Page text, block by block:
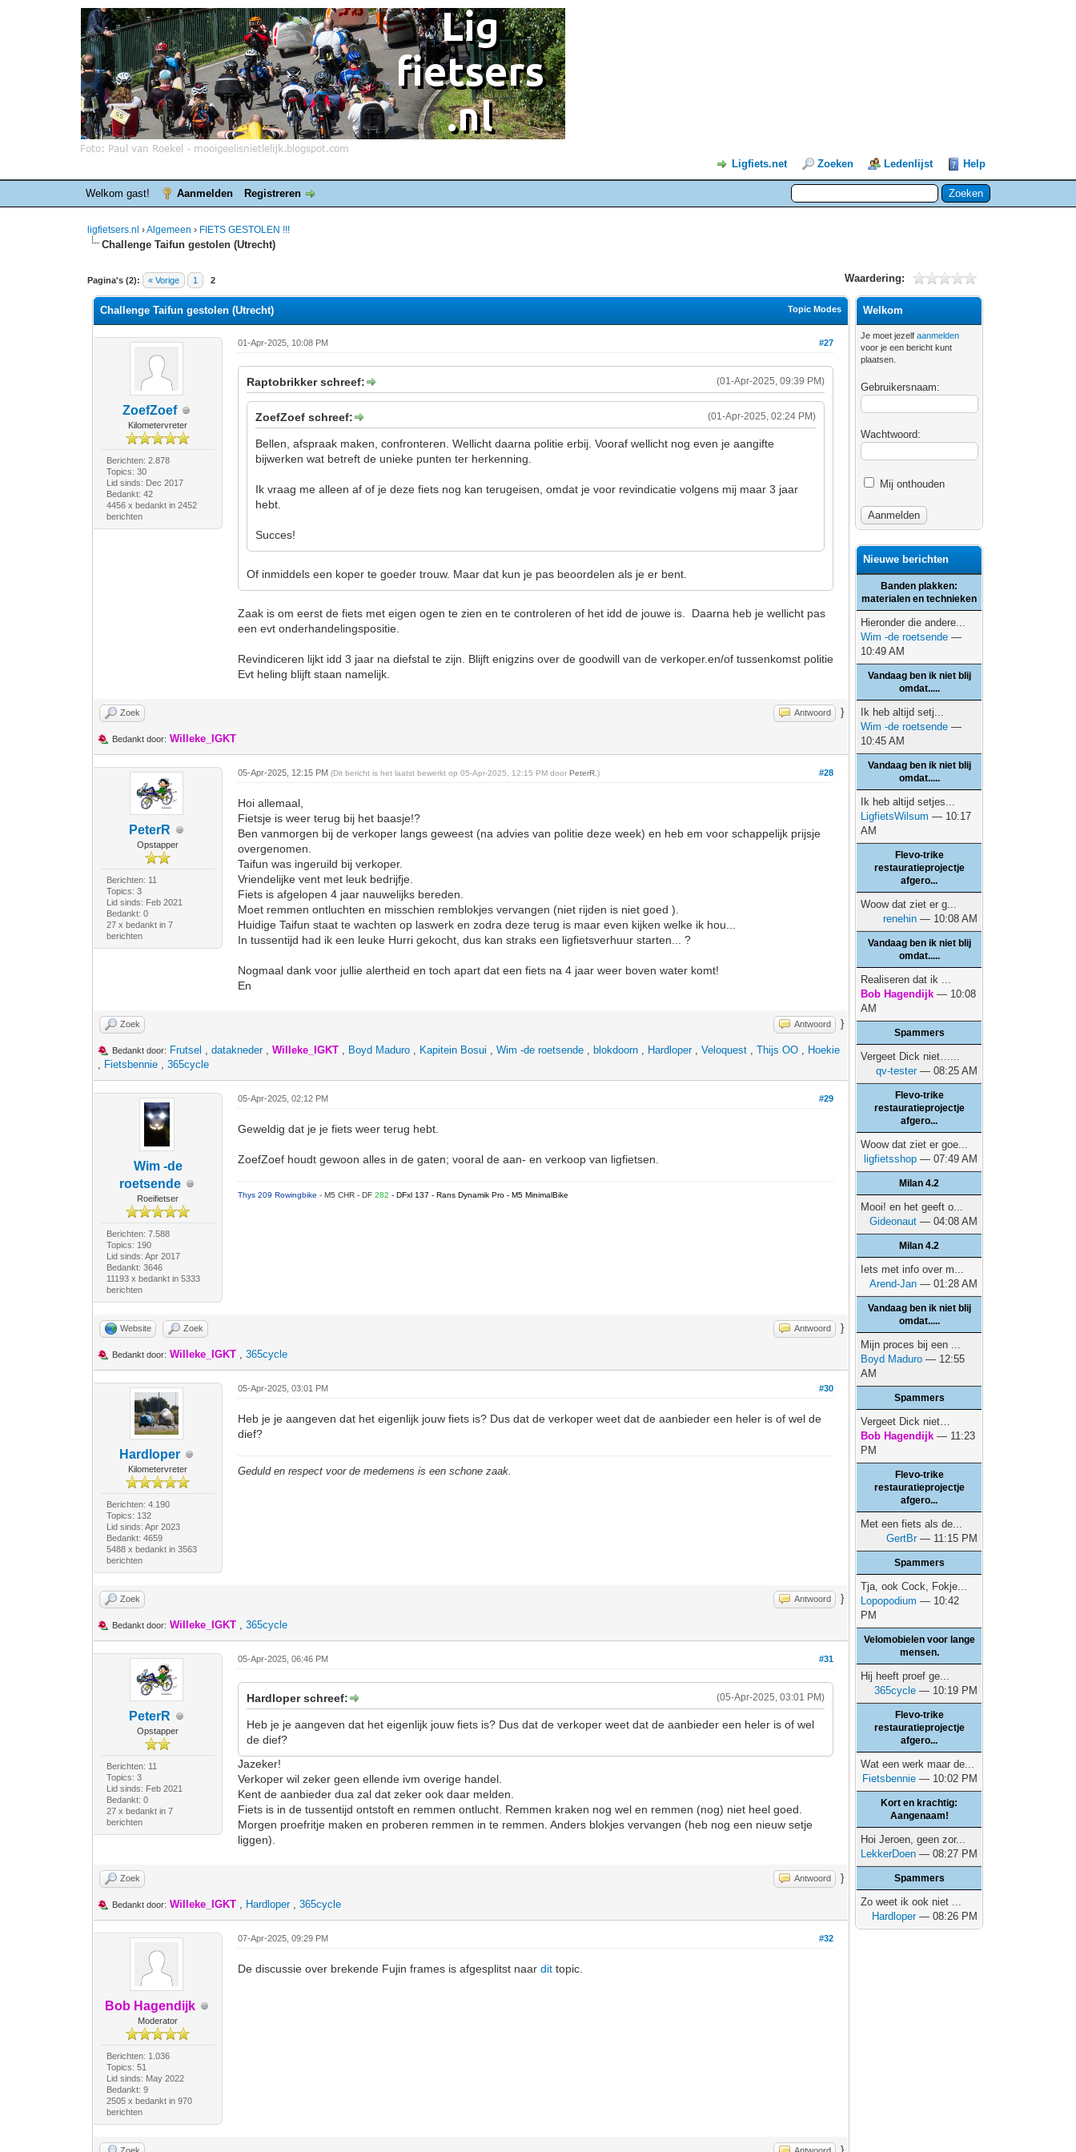
Ligfiets.net Zoeken Ledenlijst Help
Welkom gast! Aanmelden Registreren
ligfietsers.nl ›Algemeen › FIETS GESTOLEN !!!
Challenge Taifun gestolen (Utrecht)
Pagina's (2): « Vorige 1 2 Waardering:
0 stemmen - gemiddelde waardering is 0
1
2
3
4
5
Topic Modes
Challenge Taifun gestolen (Utrecht)
ZoefZoef
Kilometervreter
Berichten: 2.878
Topics: 30
Lid sinds: Dec 2017
Bedankt: 42
4456 x bedankt in 2452
berichten
#27
01-Apr-2025, 10:08 PM
(01-Apr-2025, 09:39 PM)
Raptobrikker schreef:
(01-Apr-2025, 02:24 PM)
ZoefZoef schreef:
Bellen, afspraak maken, confronteren. Wellicht daarna politie erbij. Vooraf wellicht nog even je aangifte
bijwerken wat betreft de unieke punten ter herkenning.
Ik vraag me alleen af of je deze fiets nog kan terugeisen, omdat je voor revindicatie volgens mij maar 3 jaar
hebt.
Succes!
Of inmiddels een koper te goeder trouw. Maar dat kun je pas beoordelen als je er bent.
Zaak is om eerst de fiets met eigen ogen te zien en te controleren of het idd de jouwe is. Daarna heb je wellicht pas
een evt onderhandelingspositie.
Revindiceren lijkt idd 3 jaar na diefstal te zijn. Blijft enigzins over de goodwill van de verkoper.en/of tussenkomst politie
Evt heling blijft staan namelijk.
Zoek Antwoord }
Bedankt door: Willeke_IGKT
PeterR
Opstapper
Berichten: 11
Topics: 3
Lid sinds: Feb 2021
Bedankt: 0
27 x bedankt in 7
berichten
#28
05-Apr-2025, 12:15 PM(Dit bericht is het laatst bewerkt op 05-Apr-2025, 12:15 PM doorPeterR .)
Hoi allemaal,
Fietsje is weer terug bij het baasje!?
Ben vanmorgen bij de verkoper langs geweest (na advies van politie deze week) en heb em voor schappelijk prijsje
overgenomen.
Taifun was ingeruild bij verkoper.
Vriendelijke vent met leuk bedrijfje.
Fiets is afgelopen 4 jaar nauwelijks bereden.
Moet remmen ontluchten en misschien remblokjes vervangen (niet rijden is niet goed ).
Huidige Taifun staat te wachten op laswerk en zodra deze terug is maar even kijken welke ik hou...
In tussentijd had ik een leuke Hurri gekocht, dus kan straks een ligfietsverhuur starten... ?
Nogmaal dank voor jullie alertheid en toch apart dat een fiets na 4 jaar weer boven water komt!
En
Zoek Antwoord }
Bedankt door: Frutsel ,datakneder,Willeke_IGKT , Boyd Maduro , Kapitein Bosui ,Wim -de roetsende , blokdoorn , Hardloper,Veloquest ,Thijs OO , Hoekie
, Fietsbennie ,365cycle
Wim -de
roetsende
Roeifietser
Berichten: 7.588
Topics: 190
Lid sinds: Apr 2017
Bedankt: 3646
11193 x bedankt in 5333
berichten
#29
05-Apr-2025, 02:12 PM
Geweldig dat je je fiets weer terug hebt.
ZoefZoef houdt gewoon alles in de gaten; vooral de aan- en verkoop van ligfietsen.
Thys 209 Rowingbike- M5 CHR - DF282- DFxl 137 - Rans Dynamik Pro - M5 MinimalBike
Website Zoek Antwoord }
Bedankt door: Willeke_IGKT ,365cycle
Hardloper
Kilometervreter
Berichten: 4.190
Topics: 132
Lid sinds: Apr 2023
Bedankt: 4659
5488 x bedankt in 3563
berichten
#30
05-Apr-2025, 03:01 PM
Heb je je aangeven dat het eigenlijk jouw fiets is? Dus dat de verkoper weet dat de aanbieder een heler is of wel de
dief?
Geduld en respect voor de medemens is een schone zaak.
Zoek Antwoord }
Bedankt door: Willeke_IGKT ,365cycle
PeterR
Opstapper
Berichten: 11
Topics: 3
Lid sinds: Feb 2021
Bedankt: 0
27 x bedankt in 7
berichten
#31
05-Apr-2025, 06:46 PM
(05-Apr-2025, 03:01 PM)
Hardloper schreef:
Heb je je aangeven dat het eigenlijk jouw fiets is? Dus dat de verkoper weet dat de aanbieder een heler is of wel
de dief?
Jazeker!
Verkoper wil zeker geen ellende ivm overige handel.
Kent de aanbieder dua zal dat zeker ook daar melden.
Fiets is in de tussentijd ontstoft en remmen ontlucht. Remmen kraken nog wel en remmen (nog) niet heel goed.
Morgen proefritje maken en proberen remmen in te remmen. Anders blokjes vervangen (heb nog een nieuw setje
liggen).
Zoek Antwoord }
Bedankt door: Willeke_IGKT , Hardloper,365cycle
Bob Hagendijk
Moderator
Berichten: 1.036
Topics: 51
Lid sinds: May 2022
Bedankt: 9
2505 x bedankt in 970
berichten
#32
07-Apr-2025, 09:29 PM
De discussie over brekende Fujin frames is afgesplitst naardit topic.
Welkom
Je moet jezelfaanmelden
voor je een bericht kunt
plaatsen.
Gebruikersnaam:
Wachtwoord:
Mij onthouden
Nieuwe berichten
Banden plakken:
materialen en technieken
Hieronder die andere...
Wim -de roetsende —
10:49 AM
Vandaag ben ik niet blij
omdat.....
Ik heb altijd setj...
Wim -de roetsende —
10:45 AM
Vandaag ben ik niet blij
omdat.....
Ik heb altijd setjes...
LigfietsWilsum — 10:17
AM
Flevo-trike
restauratieprojectje
afgero...
Woow dat ziet er g...
renehin — 10:08 AM
Vandaag ben ik niet blij
omdat.....
Realiseren dat ik ...
Bob Hagendijk — 10:08
AM
Spammers
Vergeet Dick niet…...
qv-tester— 08:25 AM
Flevo-trike
restauratieprojectje
afgero...
Woow dat ziet er goe...
ligfietsshop — 07:49 AM
Milan 4.2
Mooi! en het geeft o...
Gideonaut — 04:08 AM
Milan 4.2
Iets met info over m...
Arend-Jan — 01:28 AM
Vandaag ben ik niet blij
omdat.....
Mijn proces bij een ...
Boyd Maduro — 12:55
AM
Spammers
Vergeet Dick niet…
Bob Hagendijk — 11:23
PM
Flevo-trike
restauratieprojectje
afgero...
Met een fiets als de...
GertBr— 11:15 PM
Spammers
Tja, ook Cock, Fokje...
Lopopodium — 10:42
PM
Velomobielen voor lange
mensen.
Hij heeft proef ge...
365cycle — 10:19 PM
Flevo-trike
restauratieprojectje
afgero...
Wat een werk maar de...
Fietsbennie — 10:02 PM
Kort en krachtig:
Aangenaam!
Hoi Jeroen, geen zor...
LekkerDoen — 08:27 PM
Spammers
Zo weet ik ook niet ...
Hardloper— 08:26 PM